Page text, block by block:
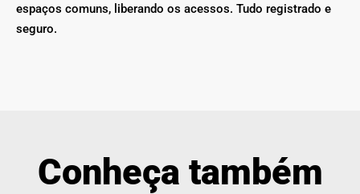
espaços comuns, liberando os acessos. Tudo registrado e
seguro.
Conheça também